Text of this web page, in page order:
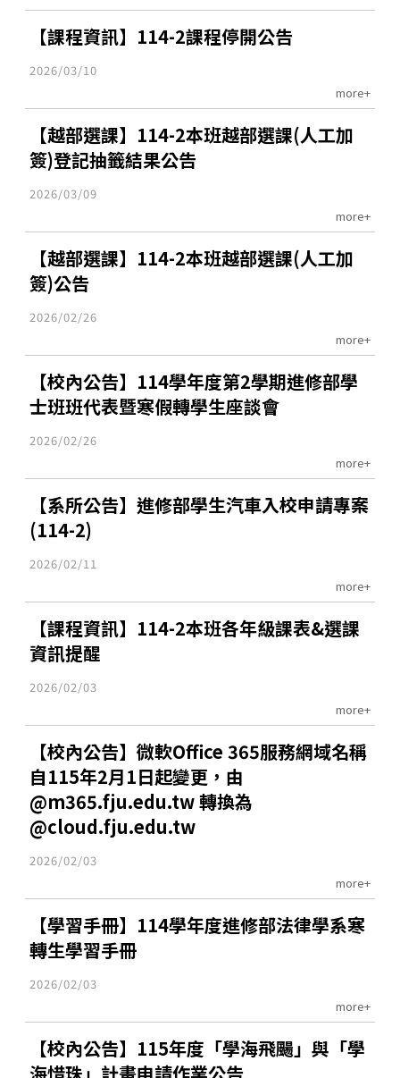
【課程資訊】114-2課程停開公告
2026/03/10
more+
【越部選課】114-2本班越部選課(人工加
簽)登記抽籤結果公告
2026/03/09
more+
【越部選課】114-2本班越部選課(人工加
簽)公告
2026/02/26
more+
【校內公告】114學年度第2學期進修部學
士班班代表暨寒假轉學生座談會
2026/02/26
more+
【系所公告】進修部學生汽車入校申請專案
(114-2)
2026/02/11
more+
【課程資訊】114-2本班各年級課表&選課
資訊提醒
2026/02/03
more+
【校內公告】微軟Office 365服務網域名稱
自115年2月1日起變更，由
@m365.fju.edu.tw 轉換為
@cloud.fju.edu.tw
2026/02/03
more+
【學習手冊】114學年度進修部法律學系寒
轉生學習手冊
2026/02/03
more+
【校內公告】115年度「學海飛颺」與「學